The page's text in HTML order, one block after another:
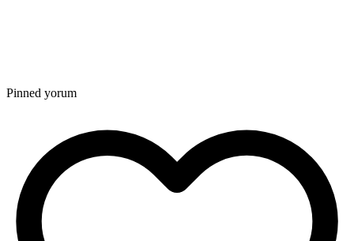
Pinned yorum